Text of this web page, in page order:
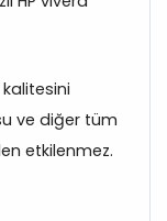
kalitesini
ve diğer tüm
etkilenmez.